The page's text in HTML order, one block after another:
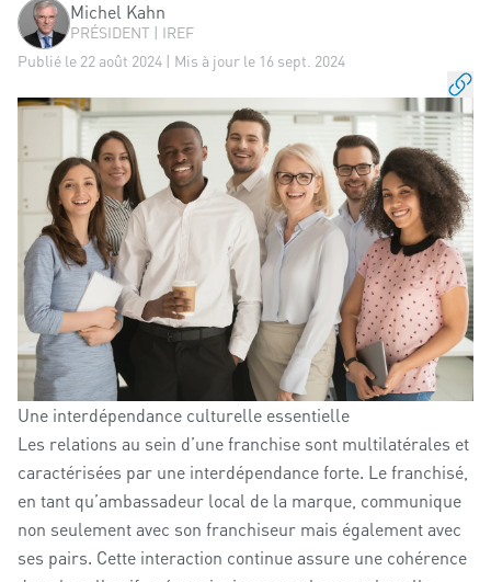
Michel Kahn
PRÉSIDENT | IREF
Publié le 22 août 2024 | Mis à jour le 16 sept. 2024
Une interdépendance culturelle essentielle
Les relations au sein d’une franchise sont multilatérales et
caractérisées par une interdépendance forte. Le franchisé,
en tant qu’ambassadeur local de la marque, communique
non seulement avec son franchiseur mais également avec
ses pairs. Cette interaction continue assure une cohérence